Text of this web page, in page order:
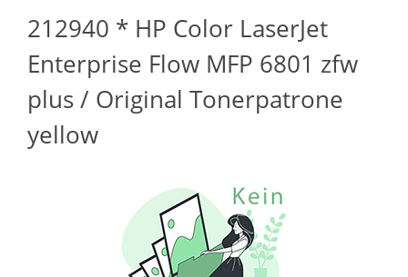
212940 * HP Color LaserJet
Enterprise Flow MFP 6801 zfw
plus / Original Tonerpatrone
yellow